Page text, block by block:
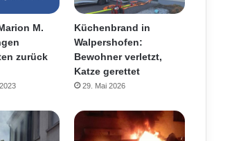
M.
zurück
Küchenbrand in
Walpershofen:
Bewohner verletzt,
Katze gerettet
29. Mai 2026